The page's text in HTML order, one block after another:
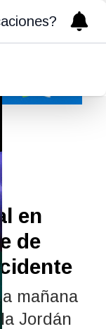
en
de
mañana
Jordán